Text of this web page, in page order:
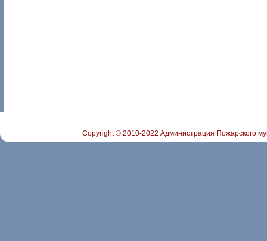
Copyright © 2010-2022 Администрация Пожарского